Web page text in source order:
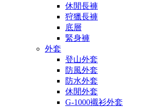
休閒長褲
狩獵長褲
底層
緊身褲
外套
登山外套
防風外套
防水外套
休閒外套
G-1000襯衫外套